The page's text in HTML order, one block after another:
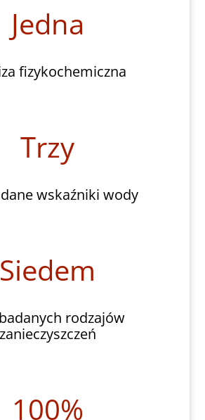
Jedna
fizykochemiczna
Trzy
wskaźniki wody
Siedem
rodzajów
zanieczyszczeń
100%